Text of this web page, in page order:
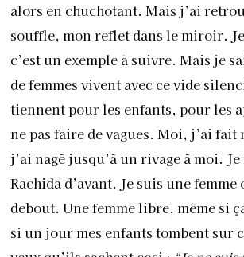
alors en chuchotant. Mais j’ai
souffle, mon reflet dans le miroir.
c’est un exemple à suivre. Mais je
de femmes vivent avec ce vide
tiennent pour les enfants, pour les
ne pas faire de vagues. Moi, j’ai fait
j’ai nagé jusqu’à un rivage à moi.
Rachida d’avant. Je suis une femme
debout. Une femme libre, même si
si un jour mes enfants tombent sur